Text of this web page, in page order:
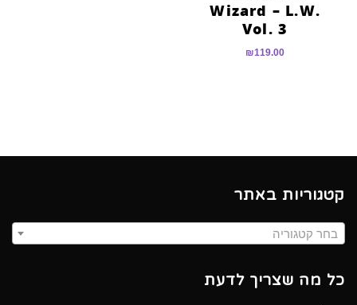
Wizard – L.W.
Vol. 3
₪119.00
קטגוריות באתר
בחר קטגוריה
כל מה שצריך לדעת